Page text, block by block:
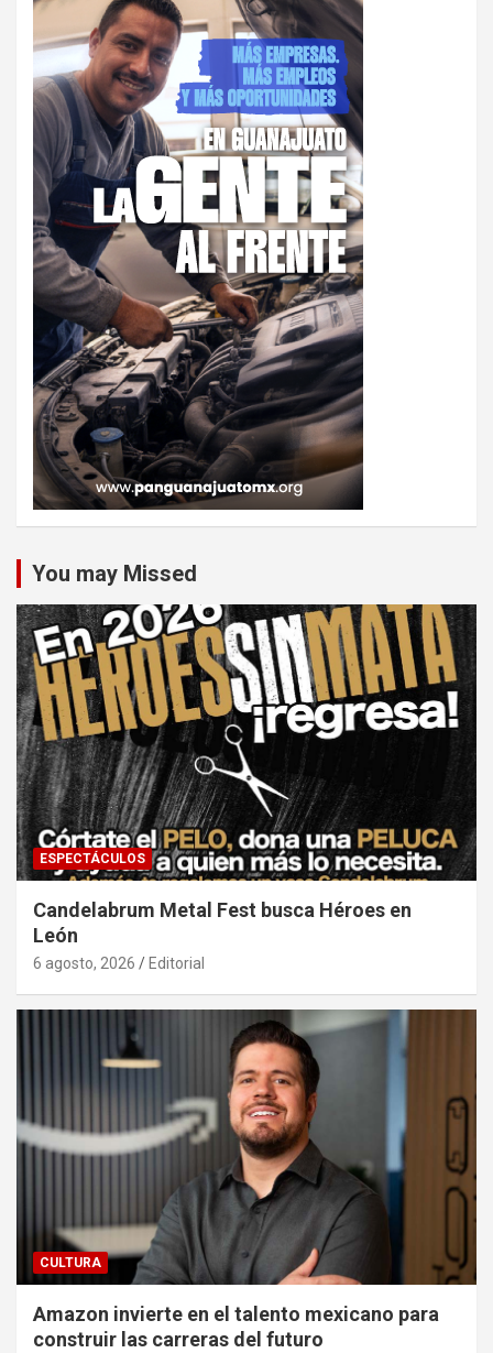
You may Missed
ESPECTÁCULOS
Candelabrum Metal Fest busca Héroes en
León
6 agosto, 2026 Editorial
CULTURA
Amazon invierte en el talento mexicano para
construir las carreras del futuro